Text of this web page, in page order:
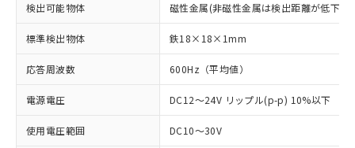
検出可能物体 磁性金属(非磁性金属は検出距離が低下し
標準検出物体 鉄18×18×1mm
応答周波数 600Hz（平均値）
電源電圧 DC12～24V リップル(p-p) 10%以下
使用電圧範囲 DC10～30V